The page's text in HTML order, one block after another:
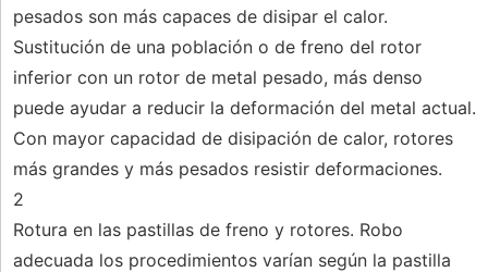
pesados ​​son más capaces de disipar el calor.
Sustitución de una población o de freno del rotor
inferior con un rotor de metal pesado, más denso
puede ayudar a reducir la deformación del metal actual.
Con mayor capacidad de disipación de calor, rotores
más grandes y más pesados ​​resistir deformaciones.
2
Rotura en las pastillas de freno y rotores. Robo
adecuada los procedimientos varían según la pastilla